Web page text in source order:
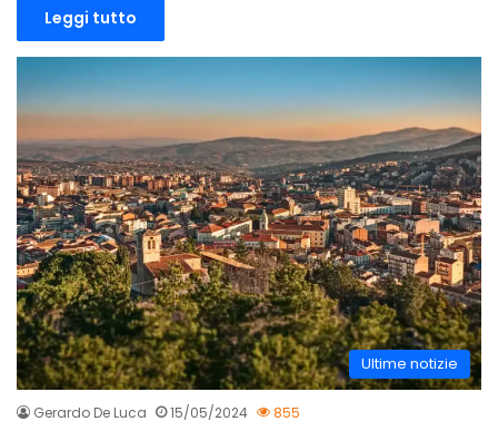
Leggi tutto
Ultime notizie
Gerardo De Luca 15/05/2024 855